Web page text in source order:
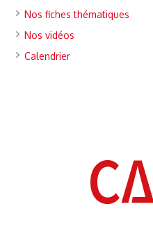
Nos fiches thématiques
Nos vidéos
Calendrier